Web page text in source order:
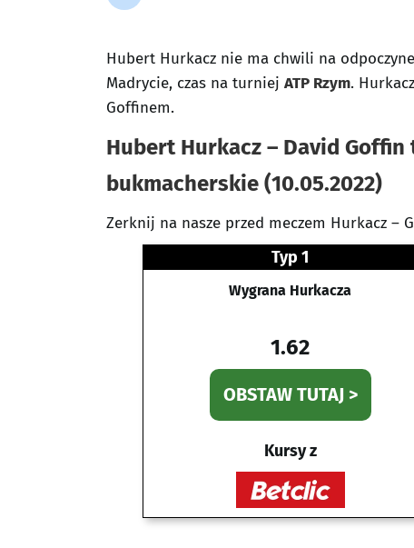
Hubert Hurkacz nie ma chwili na
Madrycie, czas na turniej ATP Rzym.
Goffinem.
Hubert Hurkacz – David Goffin
bukmacherskie (10.05.2022)
Zerknij na nasze przed meczem Hurkacz –
Typ 1
Wygrana Hurkacza
1.62
OBSTAW TUTAJ >
Kursy z